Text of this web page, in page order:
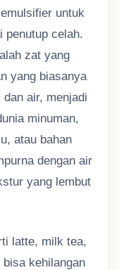
untuk
penutup celah.
zat yang
yang biasanya
air, menjadi
minuman,
atau bahan
dengan air
yang lembut
latte, milk tea,
kehilangan